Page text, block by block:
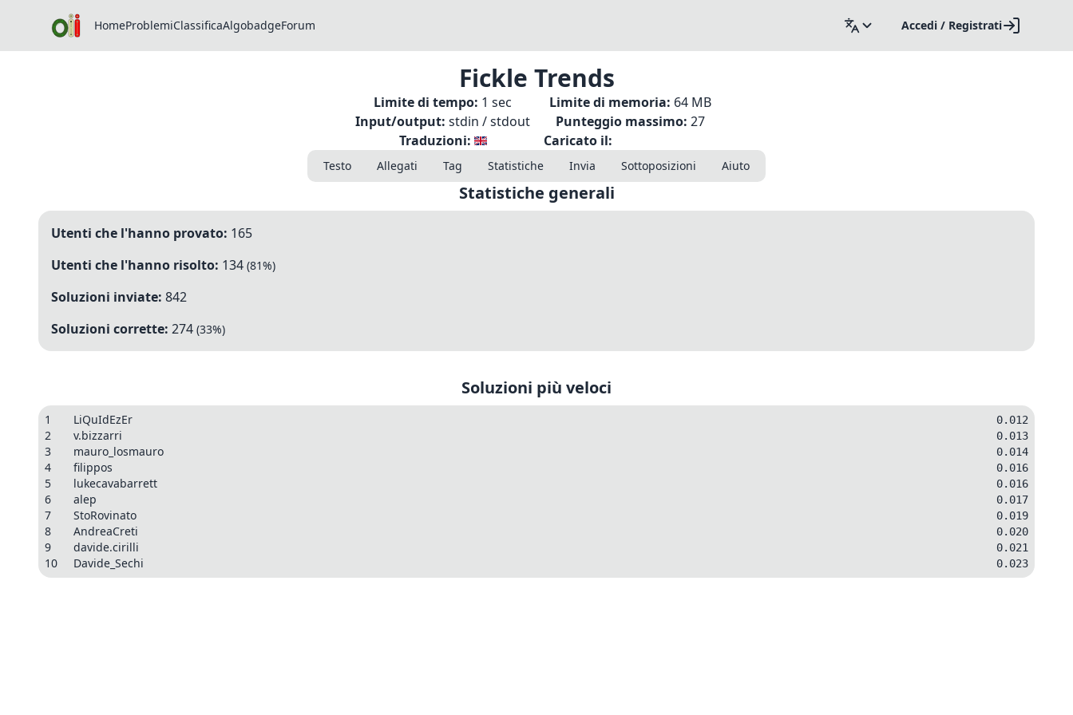
HomeProblemiClassificaAlgobadgeForum Accedi / Registrati
Fickle Trends
Limite di tempo: 1 sec Limite di memoria: 64 MB
Input/output: stdin / stdout Punteggio massimo: 27
Traduzioni:
Caricato il:
Testo Allegati Tag Statistiche Invia Sottoposizioni Aiuto
Statistiche generali
Utenti che l'hanno provato: 165
Utenti che l'hanno risolto: 134 (81%)
Soluzioni inviate: 842
Soluzioni corrette: 274 (33%)
Soluzioni più veloci
1 LiQuIdEzEr 0.012
2 v.bizzarri 0.013
3 mauro_losmauro 0.014
4 filippos 0.016
5 lukecavabarrett 0.016
6 alep 0.017
7 StoRovinato 0.019
8 AndreaCreti 0.020
9 davide.cirilli 0.021
10 Davide_Sechi 0.023